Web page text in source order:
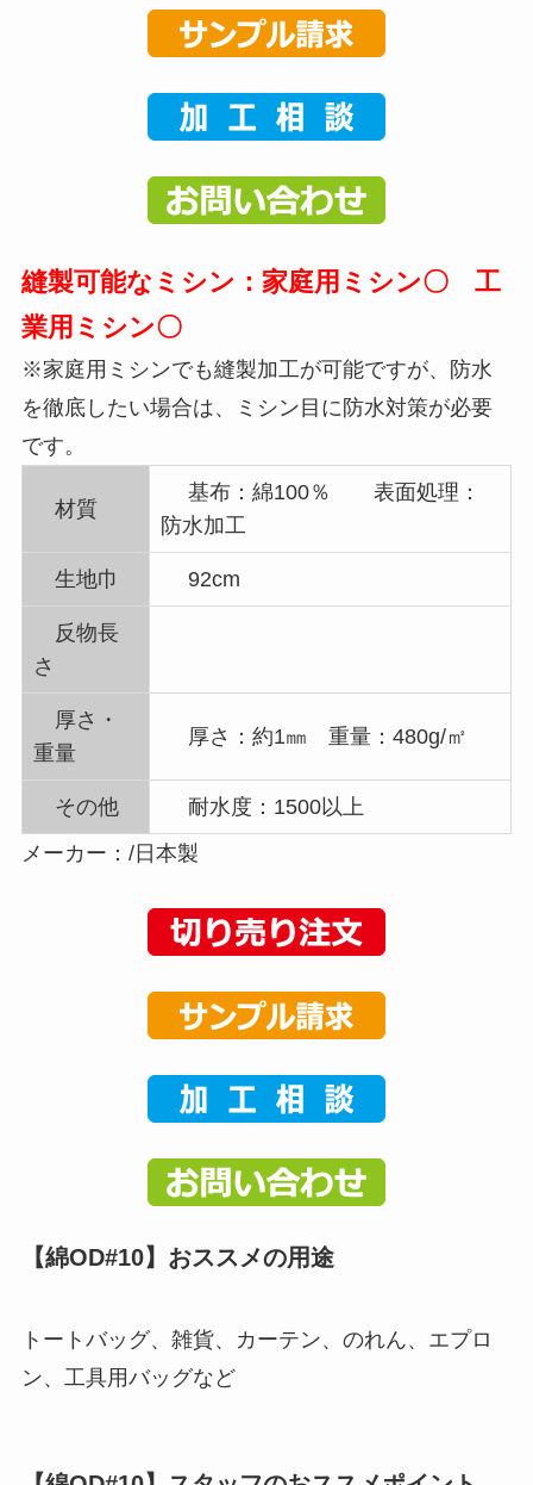
縫製可能なミシン：家庭用ミシン〇 工
業用ミシン〇
※家庭用ミシンでも縫製加工が可能ですが、防水
を徹底したい場合は、ミシン目に防水対策が必要
です。
材質
基布：綿100％ 表面処理：
防水加工
生地巾 92cm
反物長
さ
厚さ・
重量
厚さ：約1㎜ 重量：480g/㎡
その他
耐水度：1500以上
メーカー：/日本製
【綿OD#10】おススメの用途
トートバッグ、雑貨、カーテン、のれん、エプロ
ン、工具用バッグなど